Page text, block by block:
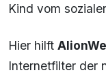
Kind vom
Hier hilft
Internetfilter der